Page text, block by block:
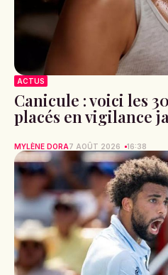
ACTUS
Canicule : voici les
placés en vigilance
MYLÈNE DORA7 AOÛT 2026 16:38